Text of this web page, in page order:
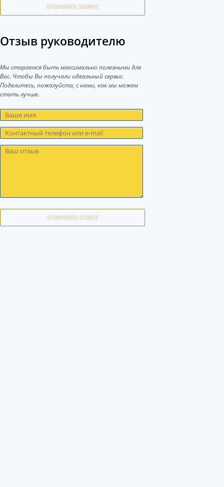
ОТПРАВИТЬ ЗАПРОС
Отзыв руководителю
Мы стараемся быть максимально полезными для
Вас. Чтобы Вы получали идеальный сервис.
Поделитесь, пожалуйста, с нами, как мы можем
стать лучше.
ОТПРАВИТЬ ОТЗЫВ